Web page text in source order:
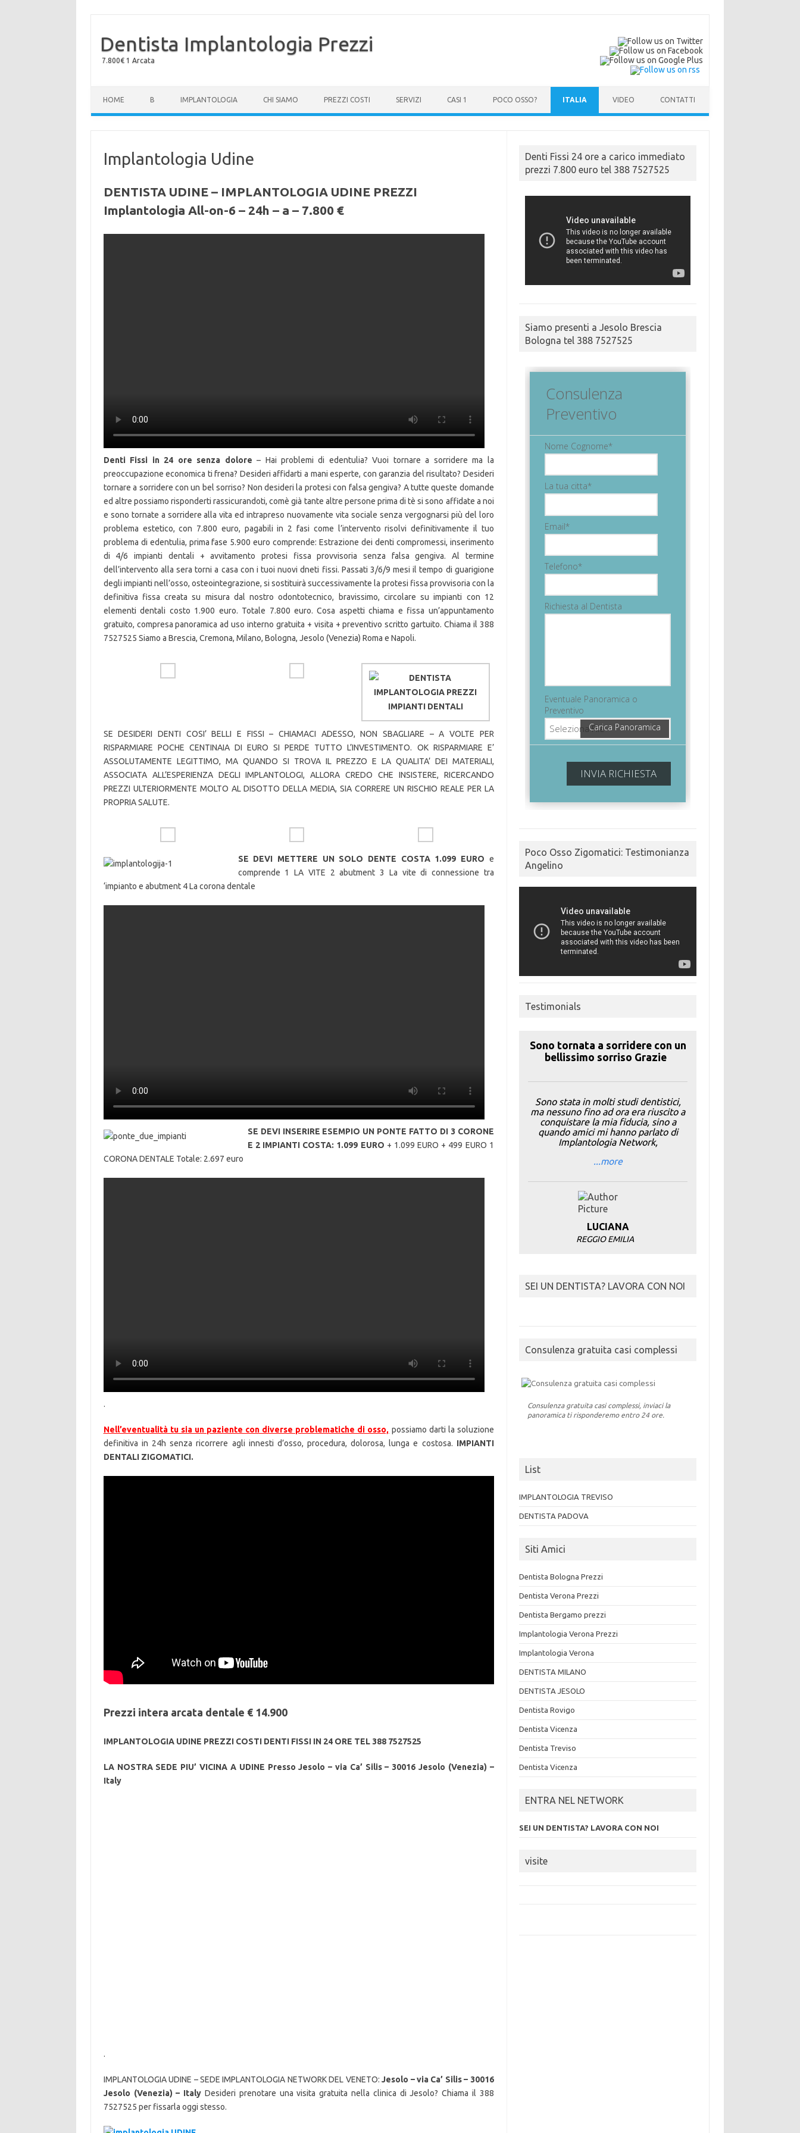
Dentista Implantologia Prezzi
7.800€ 1 Arcata
HOME B IMPLANTOLOGIA CHI SIAMO PREZZI COSTI SERVIZI CASI 1 POCO OSSO? ITALIA VIDEO CONTATTI
Implantologia Udine
DENTISTA UDINE – IMPLANTOLOGIA UDINE PREZZI
Implantologia All-on-6 – 24h – a – 7.800 €
Denti Fissi in 24 ore senza dolore – Hai problemi di edentulia? Vuoi tornare a sorridere ma la
preoccupazione economica ti frena? Desideri affidarti a mani esperte, con garanzia del risultato? Desideri
tornare a sorridere con un bel sorriso? Non desideri la protesi con falsa gengiva? A tutte queste domande
ed altre possiamo risponderti rassicurandoti, comè già tante altre persone prima di tè si sono affidate a noi
e sono tornate a sorridere alla vita ed intrapreso nuovamente vita sociale senza vergognarsi più del loro
problema estetico, con 7.800 euro, pagabili in 2 fasi come l’intervento risolvi definitivamente il tuo
problema di edentulia, prima fase 5.900 euro comprende: Estrazione dei denti compromessi, inserimento
di 4/6 impianti dentali + avvitamento protesi fissa provvisoria senza falsa gengiva. Al termine
dell’intervento alla sera torni a casa con i tuoi nuovi dneti fissi. Passati 3/6/9 mesi il tempo di guarigione
degli impianti nell’osso, osteointegrazione, si sostituirà successivamente la protesi fissa provvisoria con la
definitiva fissa creata su misura dal nostro odontotecnico, bravissimo, circolare su impianti con 12
elementi dentali costo 1.900 euro. Totale 7.800 euro. Cosa aspetti chiama e fissa un’appuntamento
gratuito, compresa panoramica ad uso interno gratuita + visita + preventivo scritto gartuito. Chiama il 388
7527525 Siamo a Brescia, Cremona, Milano, Bologna, Jesolo (Venezia) Roma e Napoli.
SE DESIDERI DENTI COSI’ BELLI E FISSI – CHIAMACI ADESSO, NON SBAGLIARE – A VOLTE PER
RISPARMIARE POCHE CENTINAIA DI EURO SI PERDE TUTTO L’INVESTIMENTO. OK RISPARMIARE E’
ASSOLUTAMENTE LEGITTIMO, MA QUANDO SI TROVA IL PREZZO E LA QUALITA’ DEI MATERIALI,
ASSOCIATA ALL’ESPERIENZA DEGLI IMPLANTOLOGI, ALLORA CREDO CHE INSISTERE, RICERCANDO
PREZZI ULTERIORMENTE MOLTO AL DISOTTO DELLA MEDIA, SIA CORRERE UN RISCHIO REALE PER LA
PROPRIA SALUTE.
SE DEVI METTERE UN SOLO DENTE COSTA 1.099 EURO e
comprende 1 LA VITE 2 abutment 3 La vite di connessione tra
‘impianto e abutment 4 La corona dentale
SE DEVI INSERIRE ESEMPIO UN PONTE FATTO DI 3 CORONE
E 2 IMPIANTI COSTA: 1.099 EURO + 1.099 EURO + 499 EURO 1
CORONA DENTALE Totale: 2.697 euro
.
Nell’eventualità tu sia un paziente con diverse problematiche di osso, possiamo darti la soluzione
definitiva in 24h senza ricorrere agli innesti d’osso, procedura, dolorosa, lunga e costosa. IMPIANTI
DENTALI ZIGOMATICI.
Prezzi intera arcata dentale € 14.900
IMPLANTOLOGIA UDINE PREZZI COSTI DENTI FISSI IN 24 ORE TEL 388 7527525
LA NOSTRA SEDE PIU’ VICINA A UDINE Presso Jesolo – via Ca’ Silis – 30016 Jesolo (Venezia) –
Italy
.
IMPLANTOLOGIA UDINE – SEDE IMPLANTOLOGIA NETWORK DEL VENETO:Jesolo – via Ca’ Silis – 30016
Jesolo (Venezia) – Italy Desideri prenotare una visita gratuita nella clinica di Jesolo? Chiama il 388
7527525 per fissarla oggi stesso.
Denti Fissi 24 ore a carico immediato
prezzi 7.800 euro tel 388 7527525
Siamo presenti a Jesolo Brescia
Bologna tel 388 7527525
Poco Osso Zigomatici: Testimonianza
Angelino
Testimonials
Sono tornata a sorridere con un
bellissimo sorriso Grazie
Sono stata in molti studi dentistici,
ma nessuno fino ad ora era riuscito a
conquistare la mia fiducia, sino a
quando amici mi hanno parlato di
Implantologia Network,
...more
LUCIANA
REGGIO EMILIA
SEI UN DENTISTA? LAVORA CON NOI
Consulenza gratuita casi complessi
Consulenza gratuita casi complessi, inviaci la
panoramica ti risponderemo entro 24 ore.
List
IMPLANTOLOGIA TREVISO
DENTISTA PADOVA
Siti Amici
Dentista Bologna Prezzi
Dentista Verona Prezzi
Dentista Bergamo prezzi
Implantologia Verona Prezzi
Implantologia Verona
DENTISTA MILANO
DENTISTA JESOLO
Dentista Rovigo
Dentista Vicenza
Dentista Treviso
Dentista Vicenza
ENTRA NEL NETWORK
SEI UN DENTISTA? LAVORA CON NOI
visite